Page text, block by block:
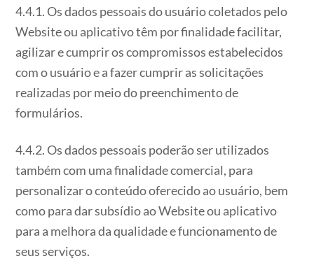
4.4.1. Os dados pessoais do usuário coletados pelo
Website ou aplicativo têm por finalidade facilitar,
agilizar e cumprir os compromissos estabelecidos
com o usuário e a fazer cumprir as solicitações
realizadas por meio do preenchimento de
formulários.
4.4.2. Os dados pessoais poderão ser utilizados
também com uma finalidade comercial, para
personalizar o conteúdo oferecido ao usuário, bem
como para dar subsídio ao Website ou aplicativo
para a melhora da qualidade e funcionamento de
seus serviços.